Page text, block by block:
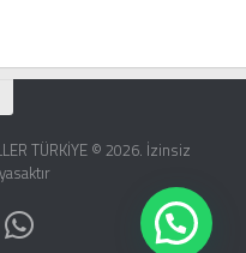
TÜRKİYE © 2026. İzinsiz